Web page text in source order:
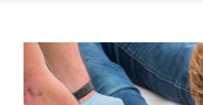
Bekijk
grotere
afbeelding